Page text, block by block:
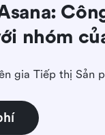
nhóm
gia Tiếp thị Sản